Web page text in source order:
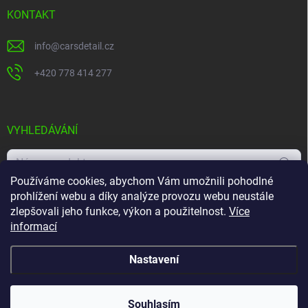
Používáme cookies, abychom Vám umožnili pohodlné
prohlížení webu a díky analýze provozu webu neustále
zlepšovali jeho funkce, výkon a použitelnost. Více
informací
Nastavení
Souhlasím
Na vybrané značky sleva 10%! Vytvoř objednávku nad
700,- Kč, Zadej kód: SLV10 Podmínky akce na stránce -
KONTAKT
info@carsdetail.cz
+420 778 414 277
VYHLEDÁVÁNÍ
Hledat
Carsdetail.cz . Všechna práva vyhrazena.